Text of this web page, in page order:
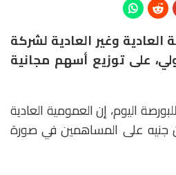
وغير العادية لشركة
على توزيع أسهم مجانية
اليوم، إن العمومية العادية
نحو 58 مليون جنيه على المساهمين في صورة